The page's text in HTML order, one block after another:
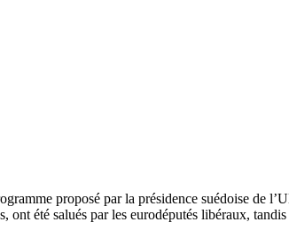
proposé par la présidence suédoise de
ont été salués par les eurodéputés libéraux,